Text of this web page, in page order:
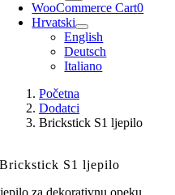
WooCommerce Cart0
Hrvatski
English
Deutsch
Italiano
Početna
Dodatci
Brickstick S1 ljepilo
Brickstick S1 ljepilo
za dekorativnu opeku.